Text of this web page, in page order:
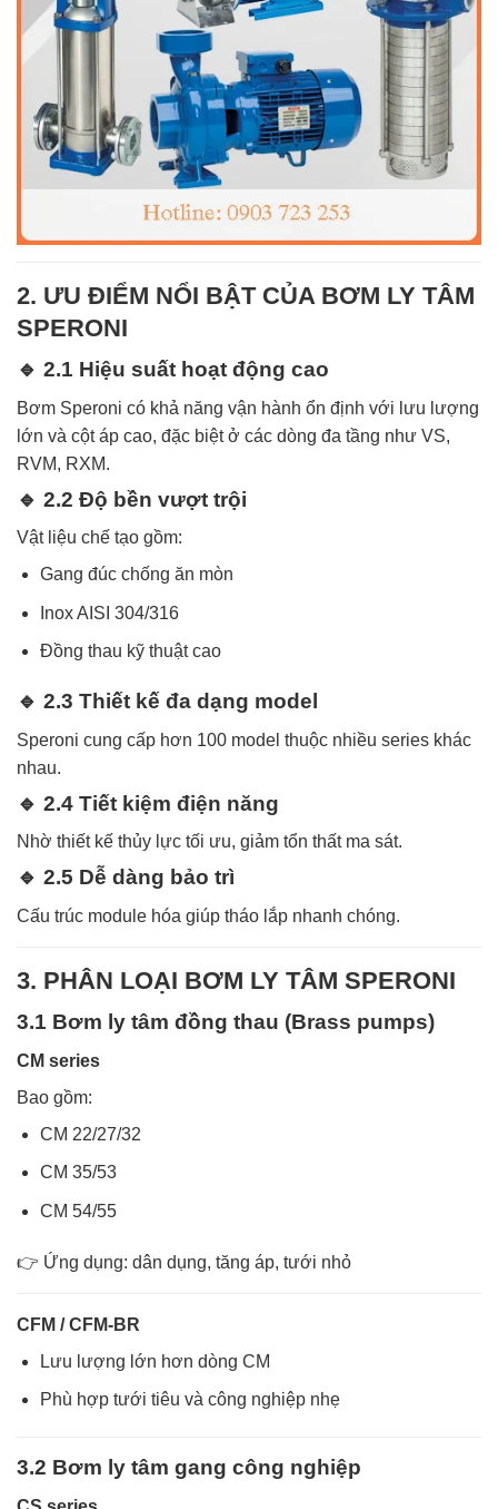
2. ƯU ĐIỂM NỔI BẬT CỦA BƠM LY TÂM
SPERONI
🔹 2.1 Hiệu suất hoạt động cao
Bơm Speroni có khả năng vận hành ổn định với lưu lượng
lớn và cột áp cao, đặc biệt ở các dòng đa tầng như VS,
RVM, RXM.
🔹 2.2 Độ bền vượt trội
Vật liệu chế tạo gồm:
Gang đúc chống ăn mòn
Inox AISI 304/316
Đồng thau kỹ thuật cao
🔹 2.3 Thiết kế đa dạng model
Speroni cung cấp hơn 100 model thuộc nhiều series khác
nhau.
🔹 2.4 Tiết kiệm điện năng
Nhờ thiết kế thủy lực tối ưu, giảm tổn thất ma sát.
🔹 2.5 Dễ dàng bảo trì
Cấu trúc module hóa giúp tháo lắp nhanh chóng.
3. PHÂN LOẠI BƠM LY TÂM SPERONI
3.1 Bơm ly tâm đồng thau (Brass pumps)
CM series
Bao gồm:
CM 22/27/32
CM 35/53
CM 54/55
👉 Ứng dụng: dân dụng, tăng áp, tưới nhỏ
CFM / CFM-BR
Lưu lượng lớn hơn dòng CM
Phù hợp tưới tiêu và công nghiệp nhẹ
3.2 Bơm ly tâm gang công nghiệp